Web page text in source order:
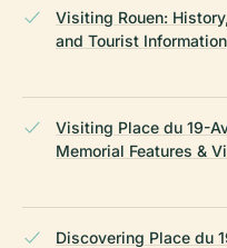
Visiting Rouen:
and Tourist
Visiting Place du 19-
Memorial Features &
Discovering Place du